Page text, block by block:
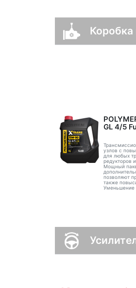
Коробка
GL 4/5
узлов с
для любых
редукторов
Мощный
позволяют
также
Уменьшение